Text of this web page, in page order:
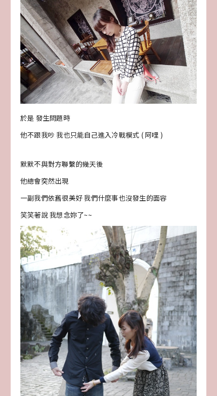
於是 發生問題時
他不跟我吵 我也只能自己進入冷戰模式 ( 阿哩 )
默默不與對方聯繫的幾天後
他總會突然出現
一副我們依舊很美好 我們什麼事也沒發生的面容
笑笑著說 我想念妳了~~